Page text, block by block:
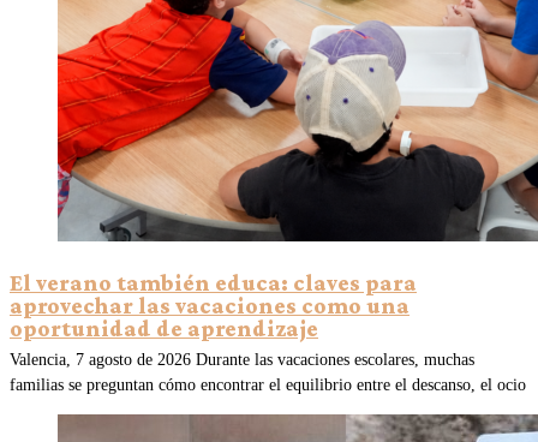
El verano también educa: claves para
aprovechar las vacaciones como una
oportunidad de aprendizaje
Valencia, 7 agosto de 2026 Durante las vacaciones escolares, muchas
familias se preguntan cómo encontrar el equilibrio entre el descanso, el ocio